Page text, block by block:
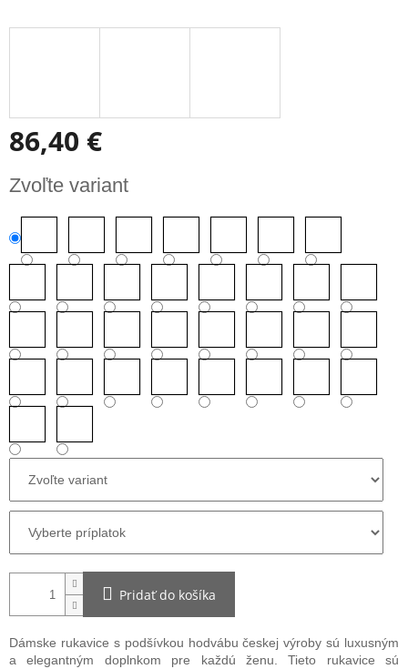
86,40 €
cena:
Zvoľte variant
Pridať do košíka
Dámske rukavice s podšívkou hodvábu českej výroby sú luxusným
a elegantným doplnkom pre každú ženu. Tieto rukavice sú